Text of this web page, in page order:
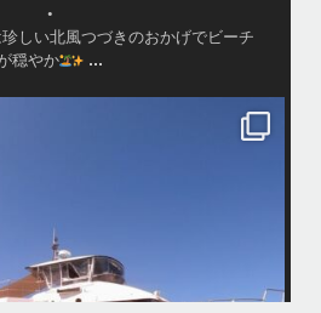
•
しい北風つづきのおかげでビーチ
穏やか
...
ートに船上BBQ、シュノーケリングとお楽
頂いております
・
・
頂き温めていたご予約でしたので、お天